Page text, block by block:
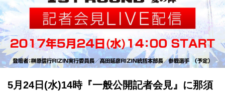
5月24日(水)14時『一般公開記者会見』に那須